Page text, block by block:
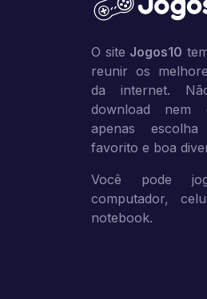
O site Jogos10
reunir os
da internet.
download nem
apenas
favorito e boa
Você pode
computador,
notebook.